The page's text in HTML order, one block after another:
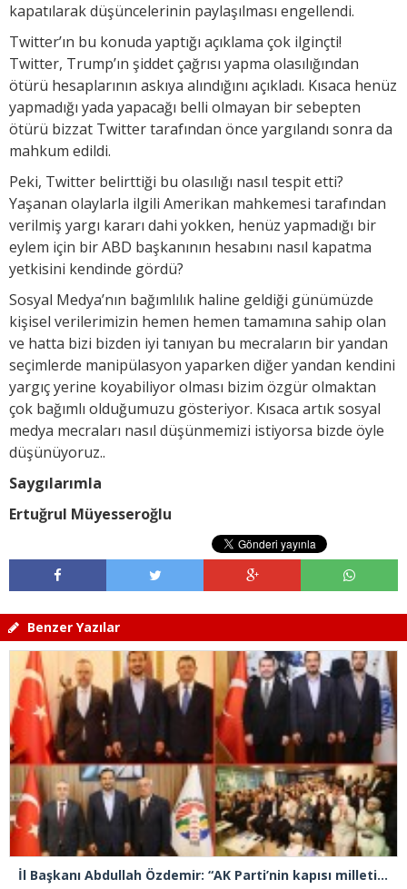
kapatılarak düşüncelerinin paylaşılması engellendi.
Twitter’ın bu konuda yaptığı açıklama çok ilginçti!
Twitter, Trump’ın şiddet çağrısı yapma olasılığından
ötürü hesaplarının askıya alındığını açıkladı. Kısaca henüz
yapmadığı yada yapacağı belli olmayan bir sebepten
ötürü bizzat Twitter tarafından önce yargılandı sonra da
mahkum edildi.
Peki, Twitter belirttiği bu olasılığı nasıl tespit etti?
Yaşanan olaylarla ilgili Amerikan mahkemesi tarafından
verilmiş yargı kararı dahi yokken, henüz yapmadığı bir
eylem için bir ABD başkanının hesabını nasıl kapatma
yetkisini kendinde gördü?
Sosyal Medya’nın bağımlılık haline geldiği günümüzde
kişisel verilerimizin hemen hemen tamamına sahip olan
ve hatta bizi bizden iyi tanıyan bu mecraların bir yandan
seçimlerde manipülasyon yaparken diğer yandan kendini
yargıç yerine koyabiliyor olması bizim özgür olmaktan
çok bağımlı olduğumuzu gösteriyor. Kısaca artık sosyal
medya mecraları nasıl düşünmemizi istiyorsa bizde öyle
düşünüyoruz..
Saygılarımla
Ertuğrul Müyesseroğlu
Benzer Yazılar
İl Başkanı Abdullah Özdemir: “AK Parti’nin kapısı milletine hizmet etmek isteyen herkese açıktır”